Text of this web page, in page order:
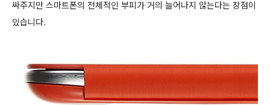
싸주지만 스마트폰의 전체적인 부피가 거의 늘어나지 않는다는 장점이
있습니다.